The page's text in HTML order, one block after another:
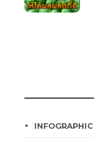
INFOGRAPHIC